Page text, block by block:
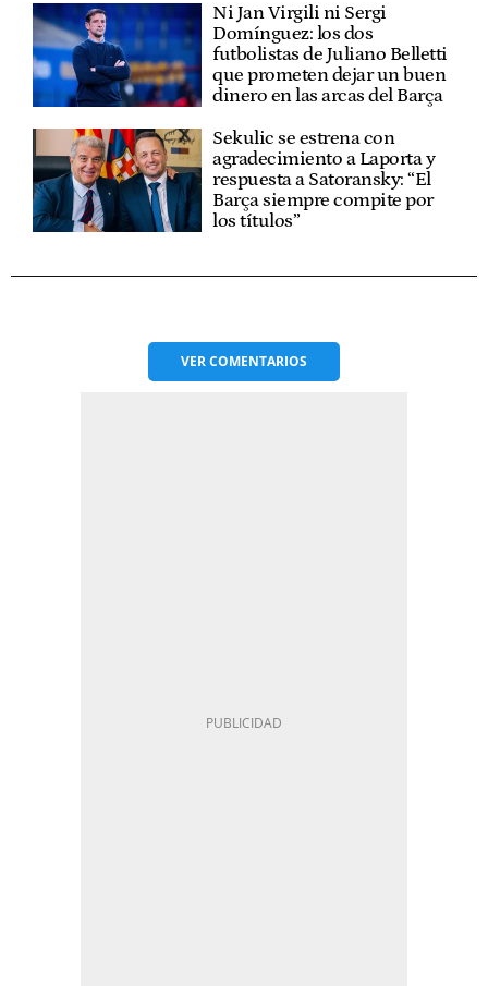
Ni Jan Virgili ni Sergi
Domínguez: los dos
futbolistas de Juliano Belletti
que prometen dejar un buen
dinero en las arcas del Barça
Sekulic se estrena con
agradecimiento a Laporta y
respuesta a Satoransky: “El
Barça siempre compite por
los títulos”
VERCOMENTARIOS